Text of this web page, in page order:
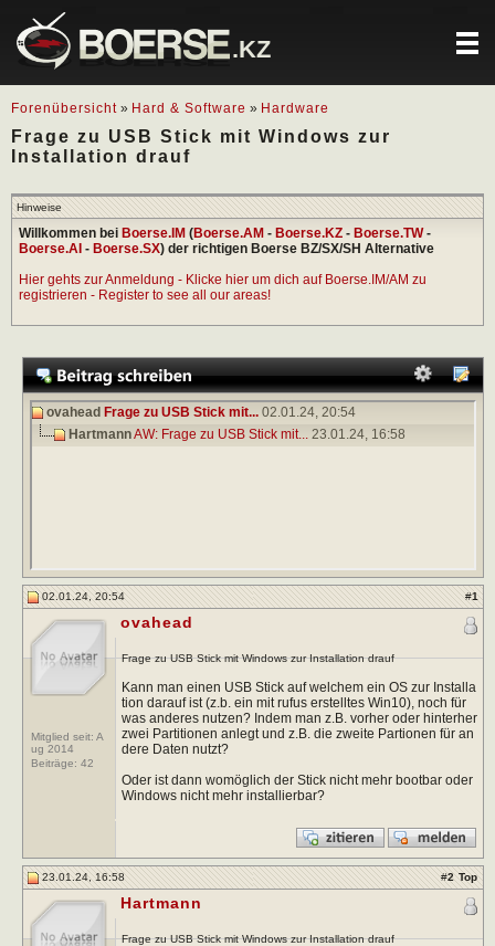
.KZ
Forenübersicht » Hard & Software » Hardware
Frage zu USB Stick mit Windows zur
Installation drauf
Hinweise
Willkommen bei Boerse.IM (Boerse.AM - Boerse.KZ - Boerse.TW-
Boerse.AI - Boerse.SX) der richtigen Boerse BZ/SX/SH Alternative
Hier gehts zur Anmeldung - Klicke hier um dich auf Boerse.IM/AM zu
registrieren - Register to see all our areas!
ovahead Frage zu USB Stick mit... 02.01.24, 20:54
HartmannAW: Frage zu USB Stick mit... 23.01.24, 16:58
02.01.24, 20:54 #1
Mitglied seit: A
ug 2014
Beiträge: 42
ovahead
Frage zu USB Stick mit Windows zur Installation drauf
Kann man einen USB Stick auf welchem ein OS zur Installa
tion darauf ist (z.b. ein mit rufus erstelltes Win10), noch für
was anderes nutzen? Indem man z.B. vorher oder hinterher
zwei Partitionen anlegt und z.B. die zweite Partionen für an
dere Daten nutzt?
Oder ist dann womöglich der Stick nicht mehr bootbar oder
Windows nicht mehr installierbar?
23.01.24, 16:58 #2 Top
Hartmann
Frage zu USB Stick mit Windows zur Installation drauf